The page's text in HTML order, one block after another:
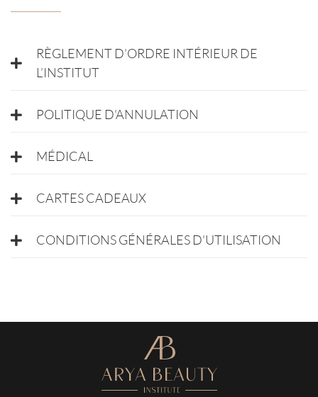
RÈGLEMENT D’ORDRE INTÉRIEUR DE
L’INSTITUT
POLITIQUE D'ANNULATION
MÉDICAL
CARTES CADEAUX
CONDITIONS GÉNÉRALES D'UTILISATION